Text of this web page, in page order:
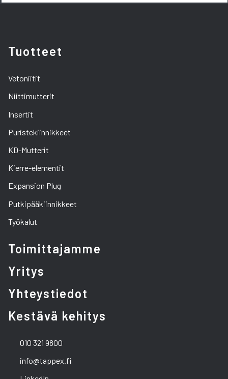
Tuotteet
Vetoniitit
Niittimutterit
Insertit
Puristekiinnikkeet
KD-Mutterit
Kierre-elementit
Expansion Plug
Putkipääkiinnikkeet
Työkalut
Toimittajamme
Yritys
Yhteystiedot
Kestävä kehitys
010 321 9800
info@tappex.fi